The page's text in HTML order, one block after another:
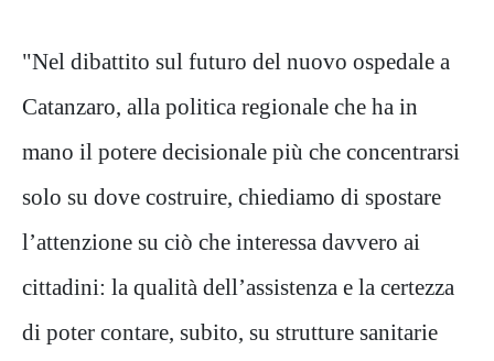
"Nel dibattito sul futuro del nuovo ospedale a
Catanzaro, alla politica regionale che ha in
mano il potere decisionale più che concentrarsi
solo su dove costruire, chiediamo di spostare
l’attenzione su ciò che interessa davvero ai
cittadini: la qualità dell’assistenza e la certezza
di poter contare, subito, su strutture sanitarie